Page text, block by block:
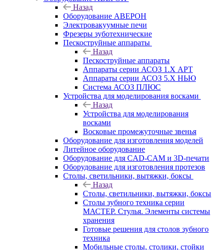
Назад
Оборудование АВЕРОН
Электровакуумные печи
Фрезеры зуботехнические
Пескоструйные аппараты
Назад
Пескоструйные аппараты
Аппараты серии АСОЗ 1.Х АРТ
Аппараты серии АСОЗ 5.Х НЬЮ
Система АСОЗ ПЛЮС
Устройства для моделирования восками
Назад
Устройства для моделирования
восками
Восковые промежуточные звенья
Оборудование для изготовления моделей
Литейное оборудование
Оборудование для CAD-CAM и 3D-печати
Оборудование для изготовления протезов
Cтолы, светильники, вытяжки, боксы
Назад
Cтолы, светильники, вытяжки, боксы
Столы зубного техника серии
МАСТЕР. Стулья. Элементы системы
хранения
Готовые решения для столов зубного
техника
Мобильные столы, столики, стойки